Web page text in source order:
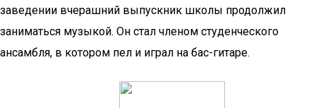
заведении вчерашний выпускник школы продолжил
заниматься музыкой. Он стал членом студенческого
ансамбля, в котором пел и играл на бас-гитаре.